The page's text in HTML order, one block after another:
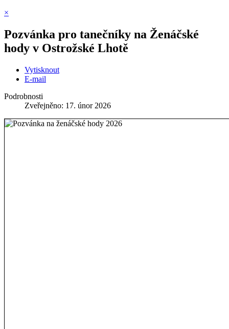
×
Pozvánka pro tanečníky na Ženáčské
hody v Ostrožské Lhotě
Vytisknout
E-mail
Podrobnosti
Zveřejněno: 17. únor 2026